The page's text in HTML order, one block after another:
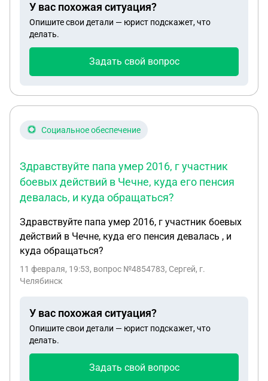
У вас похожая ситуация?
Опишите свои детали — юрист подскажет, что
делать.
Задать свой вопрос
Социальное обеспечение
Здравствуйте папа умер 2016, г участник
боевых действий в Чечне, куда его пенсия
девалась, и куда обращаться?
Здравствуйте папа умер 2016, г участник боевых
действий в Чечне, куда его пенсия девалась , и
куда обращаться?
11 февраля, 19:53, вопрос №4854783, Сергей, г.
Челябинск
У вас похожая ситуация?
Опишите свои детали — юрист подскажет, что
делать.
Задать свой вопрос